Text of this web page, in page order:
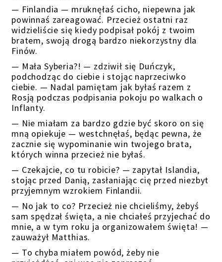
— Finlandia — mruknęłaś cicho, niepewna jak
powinnaś zareagować. Przecież ostatni raz
widzieliście się kiedy podpisał pokój z twoim
bratem, swoją drogą bardzo niekorzystny dla
Finów.
— Mała Syberia?! — zdziwił się Duńczyk,
podchodząc do ciebie i stojąc naprzeciwko
ciebie. — Nadal pamiętam jak byłaś razem z
Rosją podczas podpisania pokoju po walkach o
Inflanty.
— Nie miałam za bardzo gdzie być skoro on się
mną opiekuje — westchnęłaś, będąc pewna, że
zacznie się wypominanie win twojego brata,
których winna przecież nie byłaś.
— Czekajcie, co tu robicie? — zapytał Islandia,
stojąc przed Danią, zasłaniając cię przed niezbyt
przyjemnym wzrokiem Finlandii.
— No jak to co? Przecież nie chcieliśmy, żebyś
sam spędzał święta, a nie chciałeś przyjechać do
mnie, a w tym roku ja organizowałem święta! —
zauważył Matthias.
— To chyba miałem powód, żeby nie